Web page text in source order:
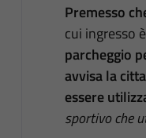
Premesso
cui ingresso
parcheggio
avvisa la
essere
sportivo che